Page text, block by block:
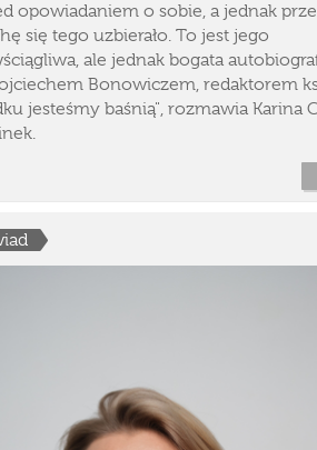
opowiadaniem o sobie, a jednak
się tego uzbierało. To jest jego
ale jednak bogata
Bonowiczem, redaktorem
jesteśmy baśnią", rozmawia Karina